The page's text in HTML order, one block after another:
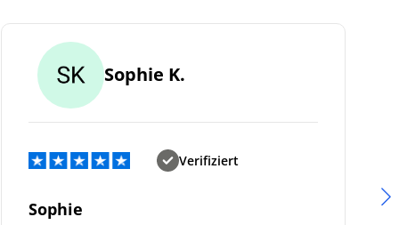
Sophie K.
Verifiziert
Sophie